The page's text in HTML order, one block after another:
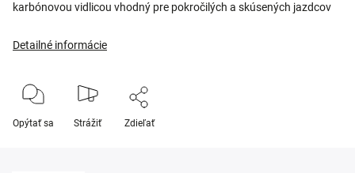
karbónovou vidlicou vhodný pre pokročilých a skúsených jazdcov
Detailné informácie
Opýtať sa Strážiť Zdieľať